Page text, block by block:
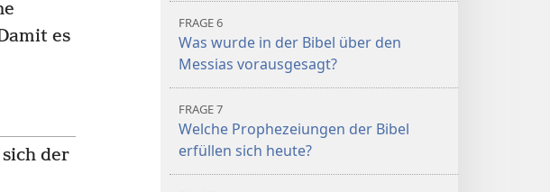
es
der
FRAGE 6
Was wurde in der Bibel über den
Messias vorausgesagt?
FRAGE 7
Welche Prophezeiungen der Bibel
erfüllen sich heute?